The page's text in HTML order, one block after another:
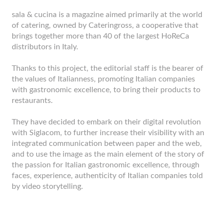
sala & cucina is a magazine aimed primarily at the world
of catering, owned by Cateringross, a cooperative that
brings together more than 40 of the largest HoReCa
distributors in Italy.
Thanks to this project, the editorial staff is the bearer of
the values ​​of Italianness, promoting Italian companies
with gastronomic excellence, to bring their products to
restaurants.
They have decided to embark on their digital revolution
with Siglacom, to further increase their visibility with an
integrated communication between paper and the web,
and to use the image as the main element of the story of
the passion for Italian gastronomic excellence, through
faces, experience, authenticity of Italian companies told
by video storytelling.